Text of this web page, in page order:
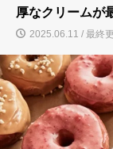
厚なクリームが
2025.06.11 / 最終